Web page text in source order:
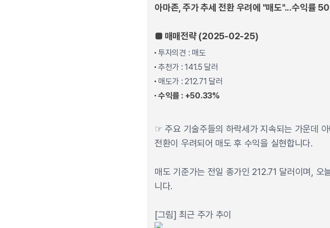
아마존 , 주가 추세 전환 우려에 "매도"...수익률
■ 매매전략 (2025-02-25)
투자의견 : 매도
추천가 : 141.5 달러
매도가 : 212.71 달러
수익률 : +50.33%
☞ 주요 기술주들의 하락세가 지속되는 가운데
전환이 우려되어 매도 후 수익을 실현합니다.
매도 기준가는 전일 종가인 212.71 달러이며,
니다.
[그림] 최근 주가 추이